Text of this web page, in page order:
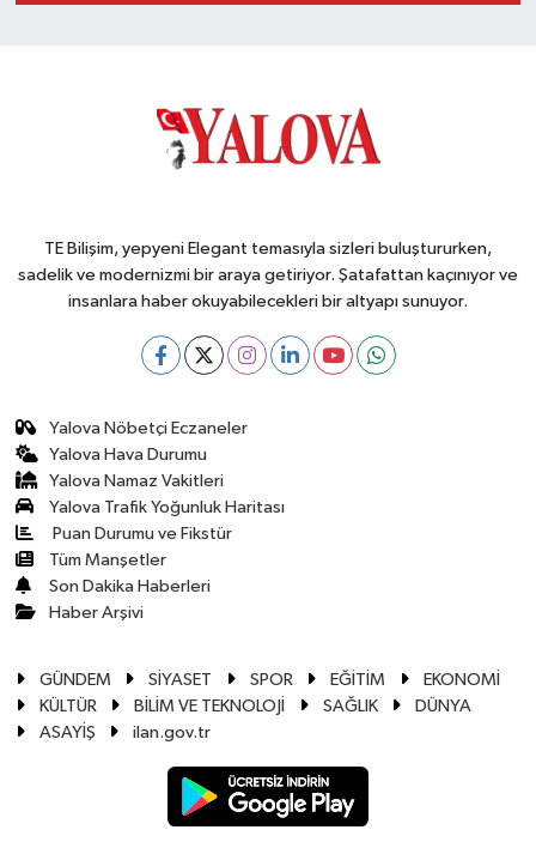
TE Bilişim, yepyeni Elegant temasıyla sizleri buluştururken,
sadelik ve modernizmi bir araya getiriyor. Şatafattan kaçınıyor ve
insanlara haber okuyabilecekleri bir altyapı sunuyor.
Yalova Nöbetçi Eczaneler
Yalova Hava Durumu
Yalova Namaz Vakitleri
Yalova Trafik Yoğunluk Haritası
Puan Durumu ve Fikstür
Tüm Manşetler
Son Dakika Haberleri
Haber Arşivi
GÜNDEM SİYASET SPOR EĞİTİM
EKONOMİ
KÜLTÜR
BİLİM VE TEKNOLOJİ SAĞLIK
DÜNYA
ASAYİŞ
ilan.gov.tr